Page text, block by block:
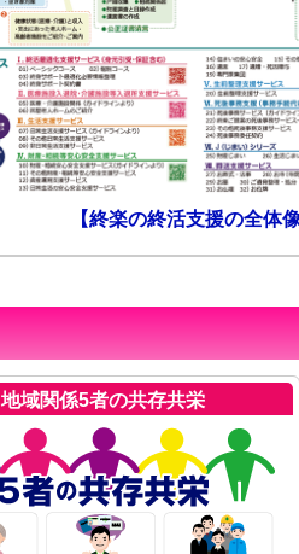
【終楽の終活支援の全体像
地域関係5者の共存共栄